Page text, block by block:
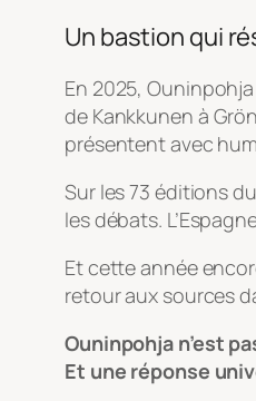
Un bastion qui
En 2025,
de Kankkunen à
présentent avec
Sur les 73 éditions
les débats.
Et cette année
retour aux sources
Ouninpohja n’est
Et une réponse